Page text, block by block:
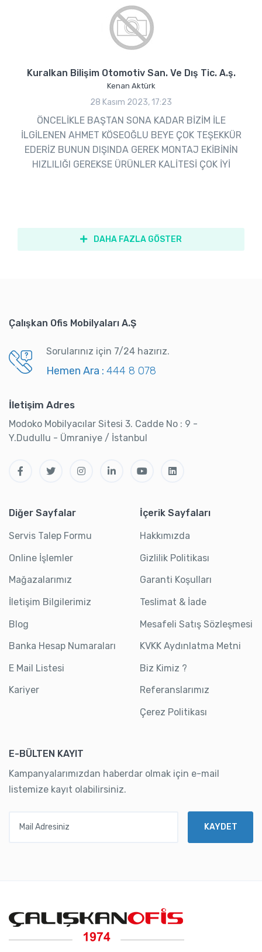
Kuralkan Bilişim Otomotiv San. Ve Dış Tic. A.ş.
Kenan Aktürk
28 Kasım 2023, 17:23
ÖNCELİKLE BAŞTAN SONA KADAR BİZİM İLE
İLGİLENEN AHMET KÖSEOĞLU BEYE ÇOK TEŞEKKÜR
EDERİZ BUNUN DIŞINDA GEREK MONTAJ EKİBİNİN
HIZLILIĞI GEREKSE ÜRÜNLER KALİTESİ ÇOK İYİ
DAHA FAZLA GÖSTER
Çalışkan Ofis Mobilyaları A.Ş
Sorularınız için 7/24 hazırız.
Hemen Ara : 444 8 078
İletişim Adres
Modoko Mobilyacılar Sitesi 3. Cadde No : 9 -
Y.Dudullu - Ümraniye / İstanbul
Diğer Sayfalar
Servis Talep Formu
Online İşlemler
Mağazalarımız
İletişim Bilgilerimiz
Blog
Banka Hesap Numaraları
E Mail Listesi
Kariyer
İçerik Sayfaları
Hakkımızda
Gizlilik Politikası
Garanti Koşulları
Teslimat & İade
Mesafeli Satış Sözleşmesi
KVKK Aydınlatma Metni
Biz Kimiz ?
Referanslarımız
Çerez Politikası
E-BÜLTEN KAYIT
Kampanyalarımızdan haberdar olmak için e-mail
listemize kayıt olabilirsiniz.
KAYDET